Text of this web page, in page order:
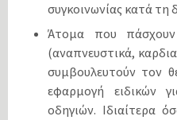
συγκοινωνίας κατά τη
Άτομα που
(αναπνευστικά,
συμβουλευτούν τον
εφαρμογή ειδικών
οδηγιών. Ιδιαίτερα